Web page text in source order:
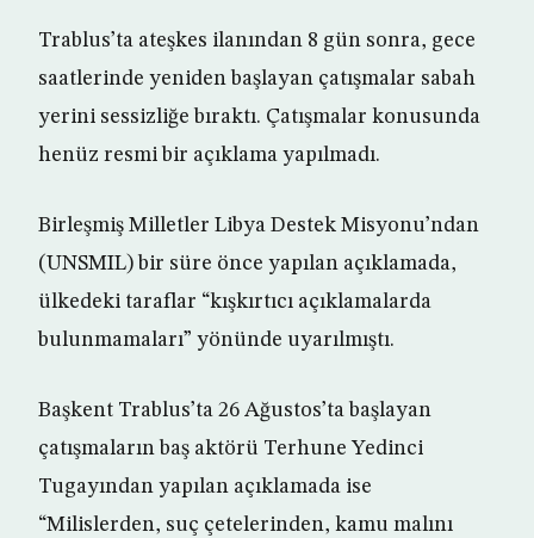
Trablus’ta ateşkes ilanından 8 gün sonra, gece
saatlerinde yeniden başlayan çatışmalar sabah
yerini sessizliğe bıraktı. Çatışmalar konusunda
henüz resmi bir açıklama yapılmadı.
Birleşmiş Milletler Libya Destek Misyonu’ndan
(UNSMIL) bir süre önce yapılan açıklamada,
ülkedeki taraflar “kışkırtıcı açıklamalarda
bulunmamaları” yönünde uyarılmıştı.
Başkent Trablus’ta 26 Ağustos’ta başlayan
çatışmaların baş aktörü Terhune Yedinci
Tugayından yapılan açıklamada ise
“Milislerden, suç çetelerinden, kamu malını